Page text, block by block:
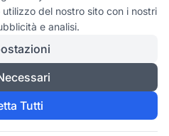
del nostro sito con i nostri
e analisi.
Tutti